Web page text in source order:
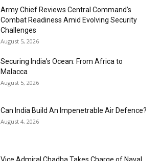
Army Chief Reviews Central Command’s
Combat Readiness Amid Evolving Security
Challenges
August 5, 2026
Securing India’s Ocean: From Africa to
Malacca
August 5, 2026
Can India Build An Impenetrable Air Defence?
August 4, 2026